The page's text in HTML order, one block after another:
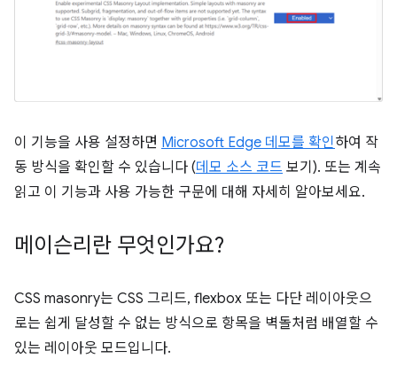
이 기능을 사용 설정하면 Microsoft Edge 데모를 확인하여 작
동 방식을 확인할 수 있습니다 (데모 소스 코드 보기). 또는 계속
읽고 이 기능과 사용 가능한 구문에 대해 자세히 알아보세요.
메이슨리란 무엇인가요?
CSS masonry는 CSS 그리드, flexbox 또는 다단 레이아웃으
로는 쉽게 달성할 수 없는 방식으로 항목을 벽돌처럼 배열할 수
있는 레이아웃 모드입니다.